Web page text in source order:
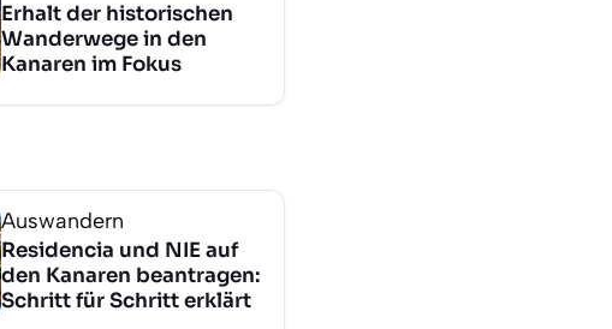
Erhalt der historischen
Wanderwege in den
Kanaren im Fokus
Auswandern
Residencia und NIE auf
den Kanaren beantragen:
Schritt für Schritt erklärt